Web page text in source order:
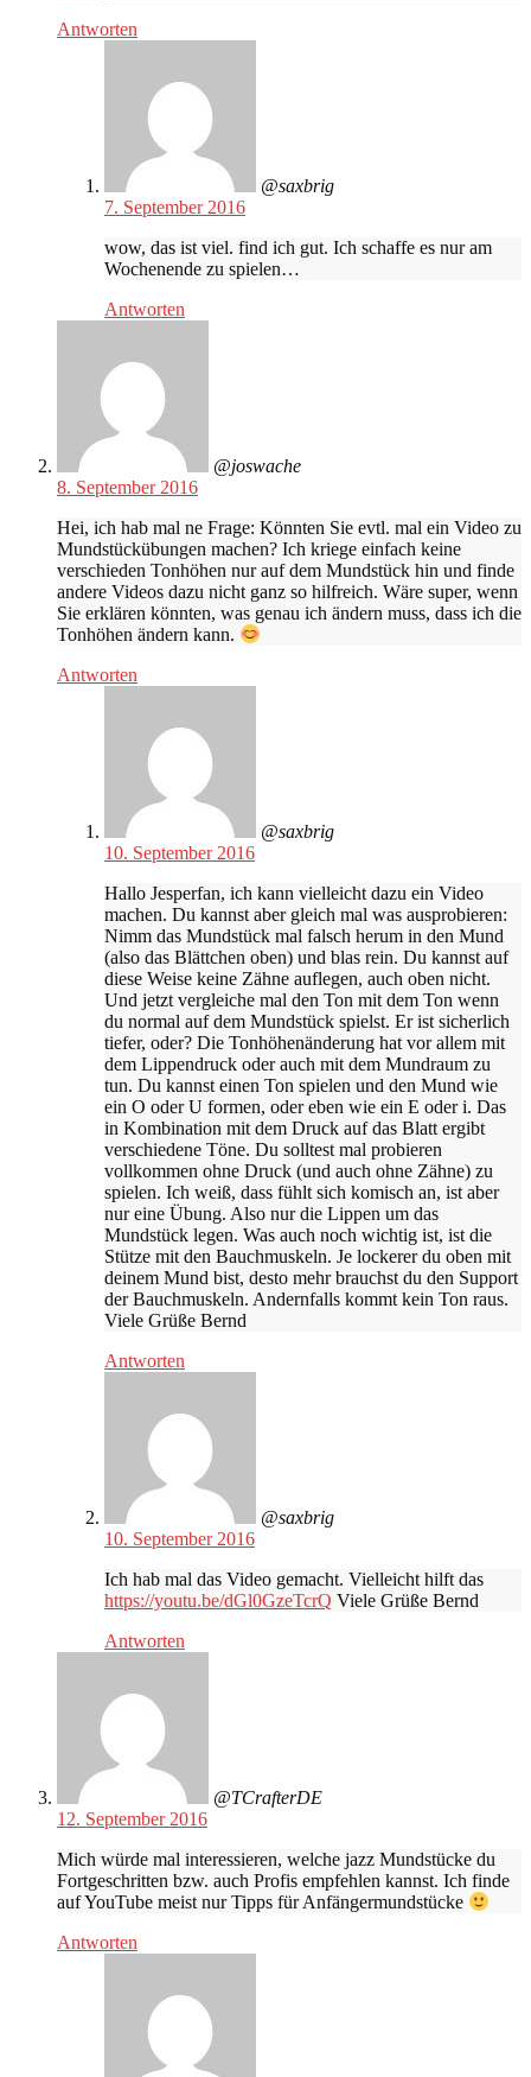
Antworten
@saxbrig
7. September 2016
wow, das ist viel. find ich gut. Ich schaffe es nur am
Wochenende zu spielen…
Antworten
@joswache
8. September 2016
Hei, ich hab mal ne Frage: Könnten Sie evtl. mal ein Video zu
Mundstückübungen machen? Ich kriege einfach keine
verschieden Tonhöhen nur auf dem Mundstück hin und finde
andere Videos dazu nicht ganz so hilfreich. Wäre super, wenn
Sie erklären könnten, was genau ich ändern muss, dass ich die
Tonhöhen ändern kann.
Antworten
@saxbrig
10. September 2016
Hallo Jesperfan, ich kann vielleicht dazu ein Video
machen. Du kannst aber gleich mal was ausprobieren:
Nimm das Mundstück mal falsch herum in den Mund
(also das Blättchen oben) und blas rein. Du kannst auf
diese Weise keine Zähne auflegen, auch oben nicht.
Und jetzt vergleiche mal den Ton mit dem Ton wenn
du normal auf dem Mundstück spielst. Er ist sicherlich
tiefer, oder? Die Tonhöhenänderung hat vor allem mit
dem Lippendruck oder auch mit dem Mundraum zu
tun. Du kannst einen Ton spielen und den Mund wie
ein O oder U formen, oder eben wie ein E oder i. Das
in Kombination mit dem Druck auf das Blatt ergibt
verschiedene Töne. Du solltest mal probieren
vollkommen ohne Druck (und auch ohne Zähne) zu
spielen. Ich weiß, dass fühlt sich komisch an, ist aber
nur eine Übung. Also nur die Lippen um das
Mundstück legen. Was auch noch wichtig ist, ist die
Stütze mit den Bauchmuskeln. Je lockerer du oben mit
deinem Mund bist, desto mehr brauchst du den Support
der Bauchmuskeln. Andernfalls kommt kein Ton raus.
Viele Grüße Bernd
Antworten
@saxbrig
10. September 2016
Ich hab mal das Video gemacht. Vielleicht hilft das
https://youtu.be/dGl0GzeTcrQ Viele Grüße Bernd
Antworten
@TCrafterDE
12. September 2016
Mich würde mal interessieren, welche jazz Mundstücke du
Fortgeschritten bzw. auch Profis empfehlen kannst. Ich finde
auf YouTube meist nur Tipps für Anfängermundstücke
Antworten